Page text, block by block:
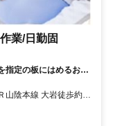
業/日勤固
指定の板にはめるお仕
山陰本線 大岩徒歩約39
】より車で1分